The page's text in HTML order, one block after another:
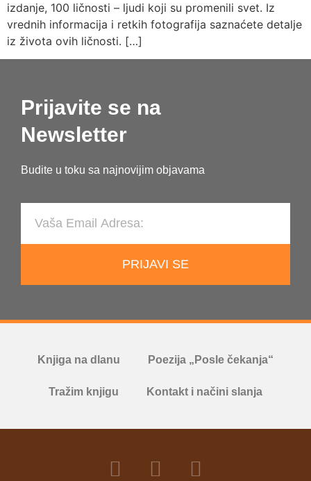
izdanje, 100 ličnosti – ljudi koji su promenili svet. Iz
vrednih informacija i retkih fotografija saznaćete detalje
iz života ovih ličnosti. […]
Prijavite se na
Newsletter
Budite u toku sa najnovijim objavama
PRIJAVI SE
Knjiga na dlanu Poezija „Posle čekanja“
Tražim knjigu Kontakt i načini slanja